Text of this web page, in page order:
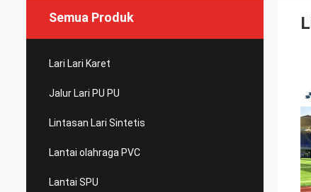
Semua Produk
Lari Lari Karet
Jalur Lari PU PU
Lintasan Lari Sintetis
Lantai olahraga PVC
Lantai SPU